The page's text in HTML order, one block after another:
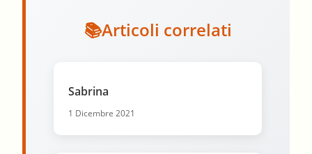
Articoli correlati
Sabrina
1 Dicembre 2021